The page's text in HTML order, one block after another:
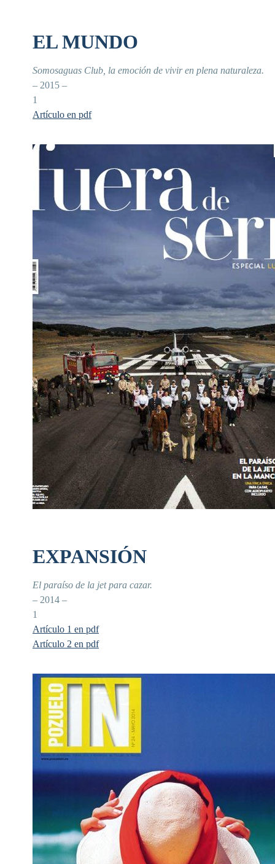
EL MUNDO
Somosaguas Club, la emoción de vivir en plena naturaleza.
– 2015 –
1
Artículo en pdf
EXPANSIÓN
El paraíso de la jet para cazar.
– 2014 –
1
Artículo 1 en pdf
Artículo 2 en pdf